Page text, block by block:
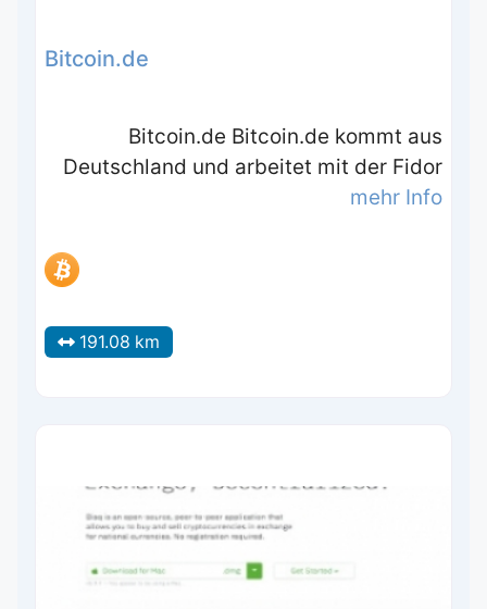
Bitcoin.de
Bitcoin.de Bitcoin.de kommt aus
Deutschland und arbeitet mit der Fidor
mehr Info
191.08 km